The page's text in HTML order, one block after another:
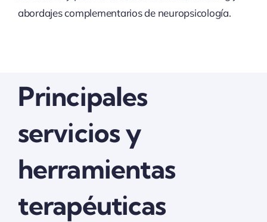
abordajes complementarios de neuropsicología.
Principales
servicios y
herramientas
terapéuticas